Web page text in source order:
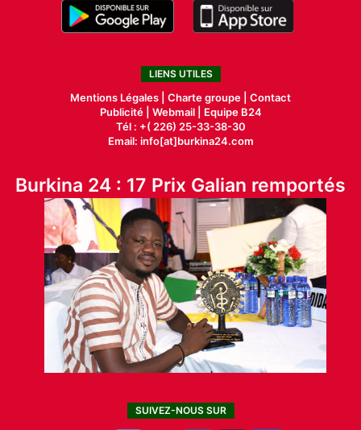
LIENS UTILES
Mentions Légales | Charte groupe | Contact
Publicité| Webmail |
Equipe B24
Tél : +( 226) 25-33-38-30
Email: info[at]burkina24.com
Burkina 24 : 17 Prix Galian remportés
SUIVEZ-NOUS SUR